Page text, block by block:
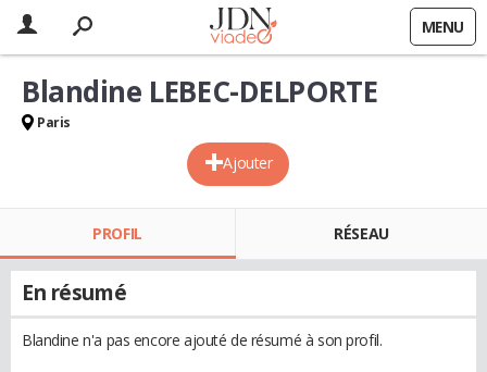
MENU
Ajouter
Blandine LEBEC-DELPORTE
Paris
PROFIL RÉSEAU
En résumé
Blandine n'a pas encore ajouté de résumé à son profil.